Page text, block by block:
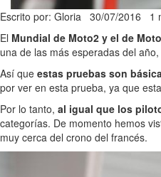
Escrito por: Gloria 30/07/2016 1
El Mundial de Moto2 y el de
una de las más esperadas del
Así que estas pruebas son
por ver en esta prueba, ya que
Por lo tanto, al igual que los
categorías. De momento hemos
muy cerca del crono del francés.